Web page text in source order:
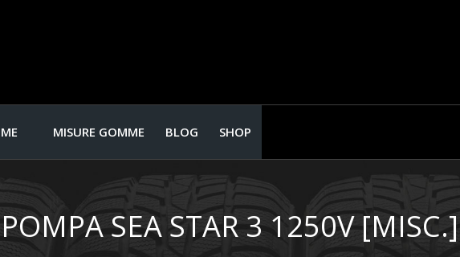
MISURE GOMME BLOG SHOP
SEA STAR 3 1250V [MISC.]